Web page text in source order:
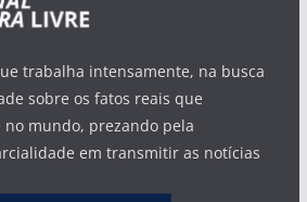
trabalha intensamente, na busca
sobre os fatos reais que
no mundo, prezando pela
em transmitir as notícias